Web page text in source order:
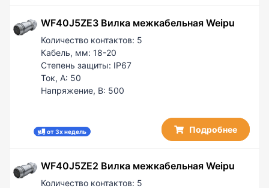
WF40J5ZE3 Вилка межкабельная Weipu
Количество контактов: 5
Кабель, мм: 18-20
Степень защиты: IP67
Ток, А: 50
Напряжение, В: 500
от 3х недель Подробнее
WF40J5ZE2 Вилка межкабельная Weipu
Количество контактов: 5